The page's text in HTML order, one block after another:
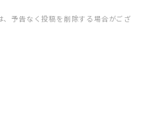
予告なく投稿を削除する場合がござ